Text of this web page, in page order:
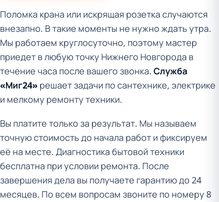
Поломка крана или искрящая розетка случаются
внезапно. В такие моменты не нужно ждать утра.
Мы работаем круглосуточно, поэтому мастер
приедет в любую точку Нижнего Новгорода в
течение часа после вашего звонка. Служба
«Миг24» решает задачи по сантехнике, электрике
и мелкому ремонту техники.
Вы платите только за результат. Мы называем
точную стоимость до начала работ и фиксируем
её на месте. Диагностика бытовой техники
бесплатна при условии ремонта. После
завершения дела вы получаете гарантию до 24
месяцев. По всем вопросам звоните по номеру 8